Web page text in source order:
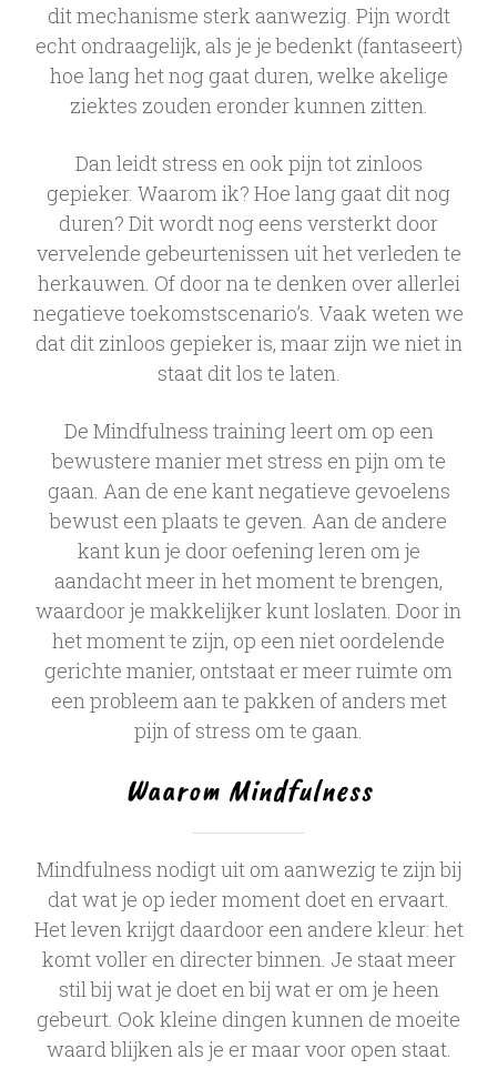
dit mechanisme sterk aanwezig. Pijn wordt
echt ondraagelijk, als je je bedenkt (fantaseert)
hoe lang het nog gaat duren, welke akelige
ziektes zouden eronder kunnen zitten.
Dan leidt stress en ook pijn tot zinloos
gepieker. Waarom ik? Hoe lang gaat dit nog
duren? Dit wordt nog eens versterkt door
vervelende gebeurtenissen uit het verleden te
herkauwen. Of door na te denken over allerlei
negatieve toekomstscenario’s. Vaak weten we
dat dit zinloos gepieker is, maar zijn we niet in
staat dit los te laten.
De Mindfulness training leert om op een
bewustere manier met stress en pijn om te
gaan. Aan de ene kant negatieve gevoelens
bewust een plaats te geven. Aan de andere
kant kun je door oefening leren om je
aandacht meer in het moment te brengen,
waardoor je makkelijker kunt loslaten. Door in
het moment te zijn, op een niet oordelende
gerichte manier, ontstaat er meer ruimte om
een probleem aan te pakken of anders met
pijn of stress om te gaan.
Waarom Mindfulness
Mindfulness nodigt uit om aanwezig te zijn bij
dat wat je op ieder moment doet en ervaart.
Het leven krijgt daardoor een andere kleur: het
komt voller en directer binnen. Je staat meer
stil bij wat je doet en bij wat er om je heen
gebeurt. Ook kleine dingen kunnen de moeite
waard blijken als je er maar voor open staat.